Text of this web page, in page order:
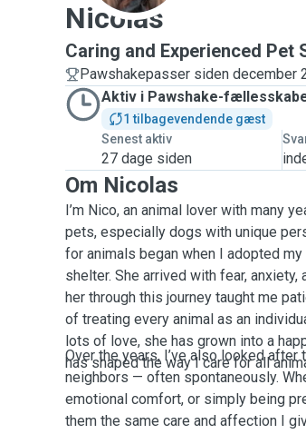
Nicolas
Caring and Experienced Pet
Pawshakepasser siden december
Aktiv i Pawshake-
1 tilbagevendende gæst
Senest aktiv
27 dage siden
Om Nicolas
I’m Nico, an animal lover with many
pets, especially dogs with unique
for animals began when I adopted
shelter. She arrived with fear,
her through this journey taught me
of treating every animal as an
lots of love, she has grown into a
has shaped the way I care for all
Over the years, I’ve also looked
neighbors — often spontaneously.
emotional comfort, or simply being
them the same care and affection I